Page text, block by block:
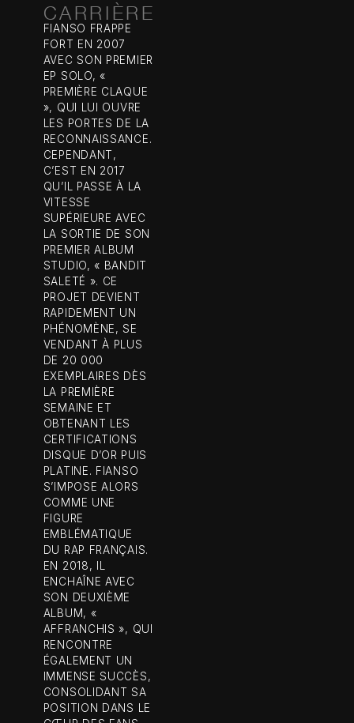
CARRIÈRE
FIANSO FRAPPE
FORT EN 2007
AVEC SON PREMIER
EP SOLO, «
PREMIÈRE CLAQUE
», QUI LUI OUVRE
LES PORTES DE LA
RECONNAISSANCE.
CEPENDANT,
C’EST EN 2017
QU’IL PASSE À LA
VITESSE
SUPÉRIEURE AVEC
LA SORTIE DE SON
PREMIER ALBUM
STUDIO, « BANDIT
SALETÉ ». CE
PROJET DEVIENT
RAPIDEMENT UN
PHÉNOMÈNE, SE
VENDANT À PLUS
DE 20 000
EXEMPLAIRES DÈS
LA PREMIÈRE
SEMAINE ET
OBTENANT LES
CERTIFICATIONS
DISQUE D’OR PUIS
PLATINE. FIANSO
S’IMPOSE ALORS
COMME UNE
FIGURE
EMBLÉMATIQUE
DU RAP FRANÇAIS.
EN 2018, IL
ENCHAÎNE AVEC
SON DEUXIÈME
ALBUM, «
AFFRANCHIS », QUI
RENCONTRE
ÉGALEMENT UN
IMMENSE SUCCÈS,
CONSOLIDANT SA
POSITION DANS LE